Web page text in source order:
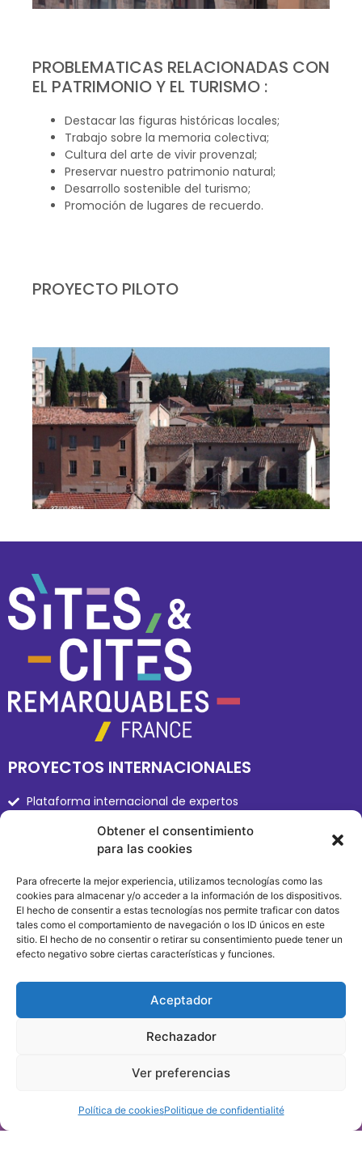
Obtener el consentimiento
para las cookies
Para ofrecerte la mejor experiencia, utilizamos tecnologías como las
cookies para almacenar y/o acceder a la información de los dispositivos.
El hecho de consentir a estas tecnologías nos permite traficar con datos
tales como el comportamiento de navegación o los ID únicos en este
sitio. El hecho de no consentir o retirar su consentimiento puede tener un
efecto negativo sobre ciertas características y funciones.
Aceptador
Rechazador
Ver preferencias
Política de cookiesPolitique de confidentialité
PROBLEMATICAS RELACIONADAS CON
EL PATRIMONIO Y EL TURISMO :
Destacar las figuras históricas locales;
Trabajo sobre la memoria colectiva;
Cultura del arte de vivir provenzal;
Preservar nuestro patrimonio natural;
Desarrollo sostenible del turismo;
Promoción de lugares de recuerdo.
PROYECTO PILOTO
PROYECTOS INTERNACIONALES
Plataforma internacional de expertos
Proyecto piloto entre Colombia, Francia, Ecuador y
México. (Pronto)
SITIOS Y CIUDADES NOTABLES DE FRANCIA
Museo de Aquitania, 20 cours Pasteur, 33000 BURDEOS
+33 (0)9 72 49 97 06
Sites-cites.fr
Derechos de autor ©. 2026 Sitios y ciudades